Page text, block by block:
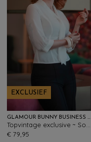
EXCLUSIEF
GLAMOUR BUNNY BUSINESS BABE
€ 79,95